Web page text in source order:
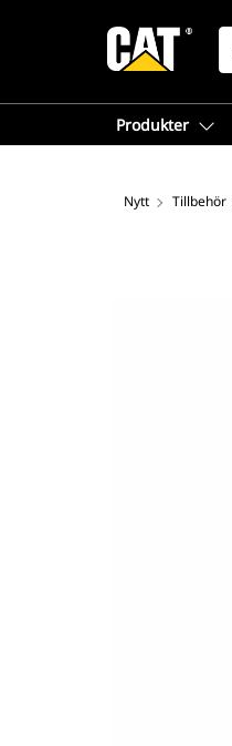
Produkter
Nytt Tillbehör